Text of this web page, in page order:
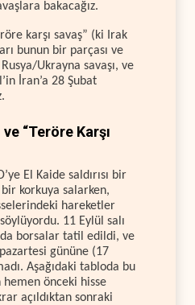
bakacağız.
karşı savaş” (ki Irak
bunun bir parçası ve
Ukrayna savaşı, ve
İran’a 28 Şubat
ve “Teröre Karşı
El Kaide saldırısı bir
korkuya salarken,
hareketler
11 Eylül salı
borsalar tatil edildi, ve
gününe (17
Aşağıdaki tabloda bu
hemen önceki hisse
açıldıktan sonraki